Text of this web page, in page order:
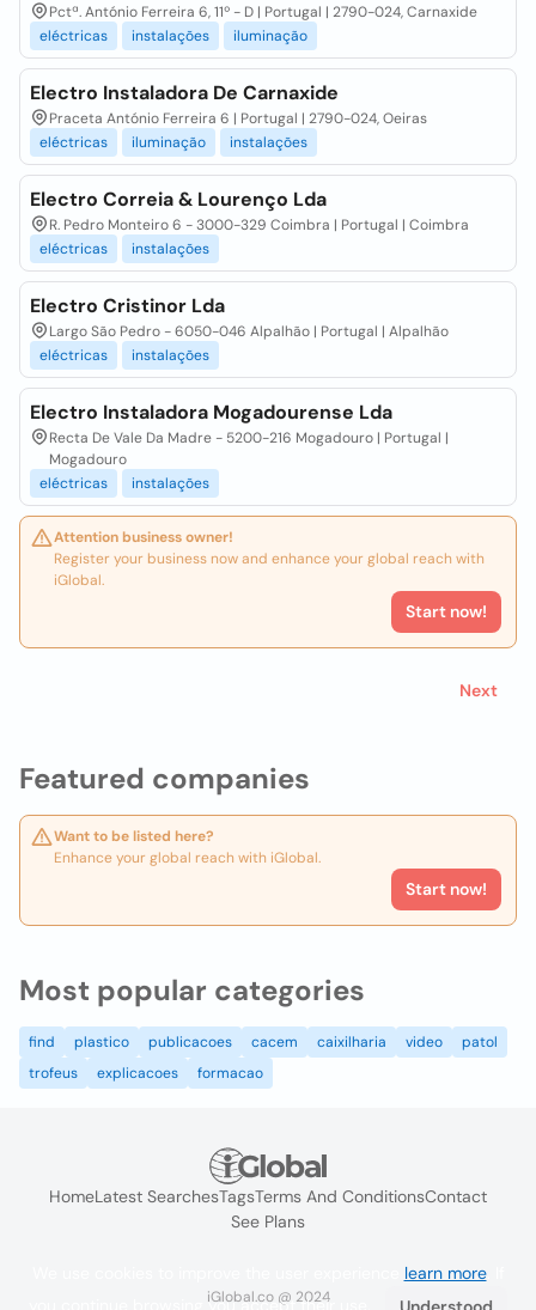
Featured companies
Want to be listed here?
Enhance your global reach with iGlobal.
Start now!
Pctª. António Ferreira 6, 11º - D | Portugal | 2790-024, Carnaxide
eléctricas
instalações iluminação
Electro Instaladora De Carnaxide
Praceta António Ferreira 6 | Portugal | 2790-024, Oeiras
eléctricas
iluminação instalações
Electro Correia & Lourenço Lda
R. Pedro Monteiro 6 - 3000-329 Coimbra | Portugal | Coimbra
eléctricas
instalações
Electro Cristinor Lda
Largo São Pedro - 6050-046 Alpalhão | Portugal | Alpalhão
eléctricas
instalações
Electro Instaladora Mogadourense Lda
Recta De Vale Da Madre - 5200-216 Mogadouro | Portugal |
Mogadouro
eléctricas
instalações
Attention business owner!
Register your business now and enhance your global reach with
iGlobal.
Start now!
Next
Most popular categories
find plastico publicacoes cacem caixilharia video
patol
trofeus
explicacoes formacao
HomeLatest SearchesTagsTerms And ConditionsContact
See Plans
iGlobal.co @ 2024
learn more. If
you continue browsing you accept their use.